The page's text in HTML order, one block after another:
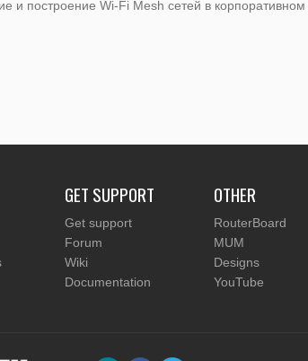
и построение Wi-Fi Mesh сетей в
GET SUPPORT
Get support
Forum
Wiki
Documentation
OTHER
RouterBoard
MUM
Designs
YouTube